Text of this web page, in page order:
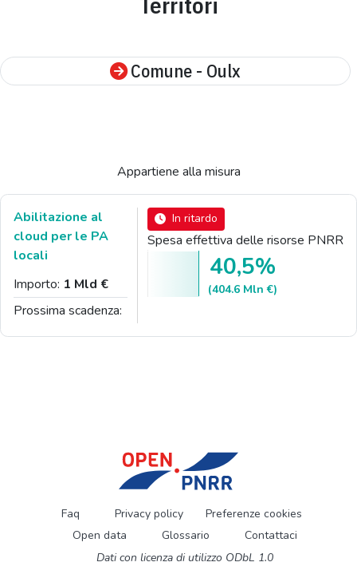
Comune - Oulx
Appartiene alla misura
Abilitazione al
cloud per le PA
locali
Importo: 1 Mld €
Prossima scadenza:
In ritardo
Spesa effettiva delle risorse PNRR
40,5%
(404.6 Mln €)
Faq Privacy policy
Preferenze cookies
Open data
Glossario
Contattaci
Dati con licenza di utilizzo ODbL 1.0